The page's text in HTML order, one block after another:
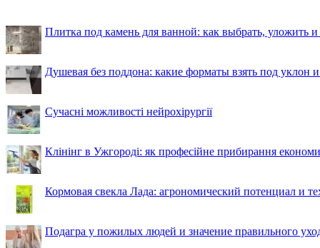
Плитка под камень для ванной: как выбрать, уложить
Душевая без поддона: какие форматы взять под уклон
Сучасні можливості нейрохірургії
Клінінг в Ужгороді: як професійне прибирання
Кормовая свекла Лада: агрономический потенциал и
Подагра у пожилых людей и значение правильного